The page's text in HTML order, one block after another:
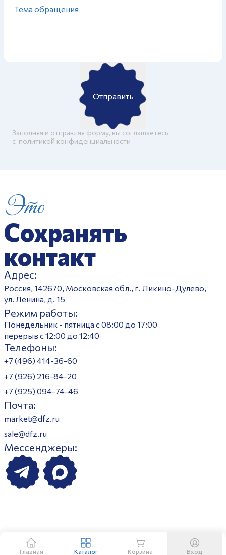
Отправить
Заполняя и отправляя форму, вы соглашаетесь
c политикой конфиденциальности
Это
Сохранять
контакт
Адрес:
Россия, 142670, Московская обл., г. Ликино-Дулево,
ул. Ленина, д. 15
Режим работы:
Понедельник - пятница с 08:00 до 17:00
перерыв с 12:00 до 12:40
Телефоны:
+7 (496) 414-36-60
+7 (926) 216-84-20
+7 (925) 094-74-46
Почта:
market@dfz.ru
sale@dfz.ru
Мессенджеры:
Главная Каталог Корзина Вход